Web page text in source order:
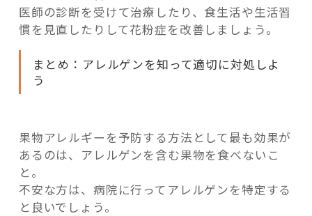
医師の診断を受けて治療したり、食生活や生活習
慣を見直したりして花粉症を改善しましょう。
まとめ：アレルゲンを知って適切に対処しよ
う
果物アレルギーを予防する方法として最も効果が
あるのは、アレルゲンを含む果物を食べないこ
と。
不安な方は、病院に行ってアレルゲンを特定する
と良いでしょう。